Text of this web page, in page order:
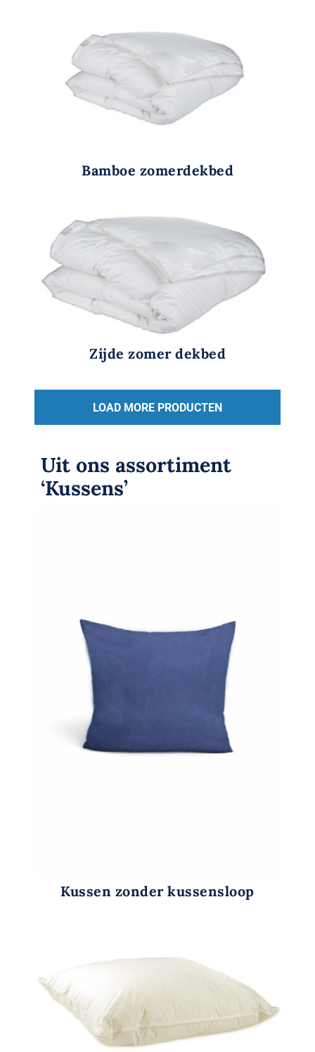
Bamboe zomerdekbed
Zijde zomer dekbed
LOAD MORE PRODUCTEN
Uit ons assortiment
‘Kussens’
Kussen zonder kussensloop